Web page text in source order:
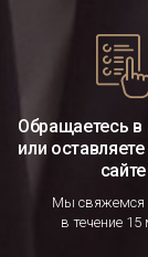
Обращаетесь в
или
сайте
Мы свяжемся
в течение 15